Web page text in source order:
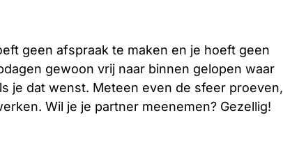
geen afspraak te maken en je hoeft geen
gewoon vrij naar binnen gelopen waar
je dat wenst. Meteen even de sfeer proeven,
Wil je je partner meenemen? Gezellig!